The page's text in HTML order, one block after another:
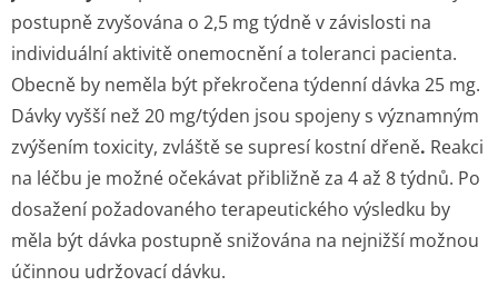
postupně zvyšována o 2,5 mg týdně v závislosti na
individuální aktivitě onemocnění a toleranci pacienta.
Obecně by neměla být překročena týdenní dávka 25 mg.
Dávky vyšší než 20 mg/týden jsou spojeny s významným
zvýšením toxicity, zvláště se supresí kostní dřeně. Reakci
na léčbu je možné očekávat přibližně za 4 až 8 týdnů. Po
dosažení požadovaného terapeutického výsledku by
měla být dávka postupně snižována na nejnižší možnou
účinnou udržovací dávku.